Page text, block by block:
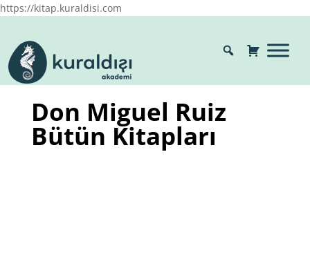
https://kitap.kuraldisi.com
Don Miguel Ruiz
Bütün Kitapları